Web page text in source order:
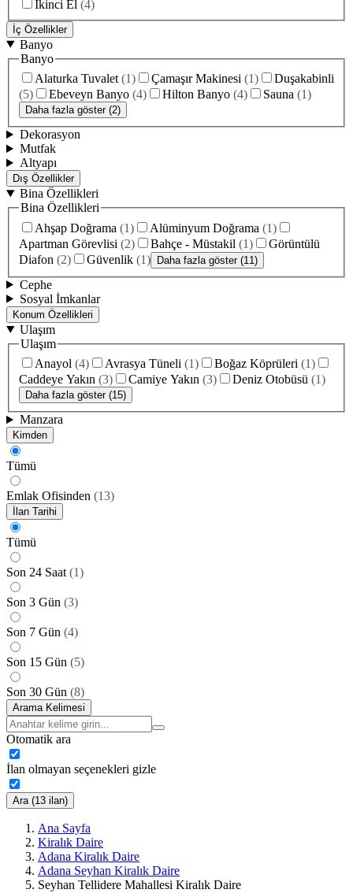
İkinci El (4)
İç Özellikler
Banyo
Banyo
Alaturka Tuvalet (1) Çamaşır Makinesi (1)
Duşakabinli
(5) Ebeveyn Banyo (4) Hilton Banyo (4) Sauna (1)
Daha fazla göster (2)
Dekorasyon
Mutfak
Altyapı
Dış Özellikler
Bina Özellikleri
Bina Özellikleri
Ahşap Doğrama (1) Alüminyum Doğrama (1)
Apartman Görevlisi (2) Bahçe - Müstakil (1)
Görüntülü
Diafon (2) Güvenlik (1) Daha fazla göster (11)
Cephe
Sosyal İmkanlar
Konum Özellikleri
Ulaşım
Ulaşım
Anayol (4) Avrasya Tüneli (1) Boğaz Köprüleri (1)
Caddeye Yakın (3) Camiye Yakın (3) Deniz Otobüsü (1)
Daha fazla göster (15)
Manzara
Kimden
Tümü
Emlak Ofisinden (13)
İlan Tarihi
Tümü
Son 24 Saat (1)
Son 3 Gün (3)
Son 7 Gün (4)
Son 15 Gün (5)
Son 30 Gün (8)
Arama Kelimesi
Otomatik ara
İlan olmayan seçenekleri gizle
Ara (13 ilan)
Ana Sayfa
Kiralık Daire
Adana Kiralık Daire
Adana Seyhan Kiralık Daire
Seyhan Tellidere Mahallesi Kiralık Daire